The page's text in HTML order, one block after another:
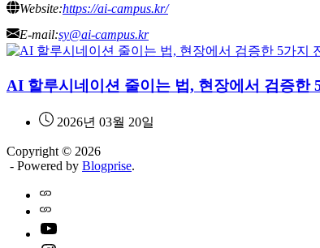
Website:https://ai-campus.kr/
E-mail:sy@ai-campus.kr
AI 할루시네이션 줄이는 법, 현장에서 검증한
2026년 03월 20일
Copyright © 2026
- Powered by Blogprise.